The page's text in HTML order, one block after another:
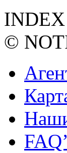
INDEX
©